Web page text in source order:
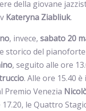
della giovane
Kateryna Ziabliuk.
, invece, sabato 20
storico del
, seguito alle ore
. Alle ore 15.40
Premio Venezia
le Quattro